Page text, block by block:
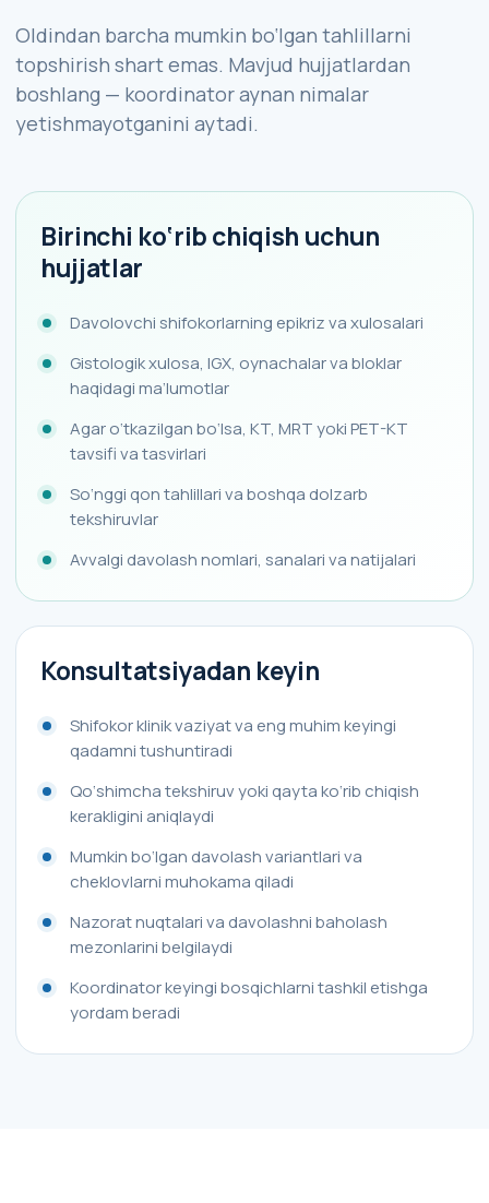
Oldindan barcha mumkin bo‘lgan tahlillarni
topshirish shart emas. Mavjud hujjatlardan
boshlang — koordinator aynan nimalar
yetishmayotganini aytadi.
Birinchi ko‘rib chiqish uchun
hujjatlar
Davolovchi shifokorlarning epikriz va xulosalari
Gistologik xulosa, IGX, oynachalar va bloklar
haqidagi ma’lumotlar
Agar o‘tkazilgan bo‘lsa, KT, MRT yoki PET-KT
tavsifi va tasvirlari
So‘nggi qon tahlillari va boshqa dolzarb
tekshiruvlar
Avvalgi davolash nomlari, sanalari va natijalari
Konsultatsiyadan keyin
Shifokor klinik vaziyat va eng muhim keyingi
qadamni tushuntiradi
Qo‘shimcha tekshiruv yoki qayta ko‘rib chiqish
kerakligini aniqlaydi
Mumkin bo‘lgan davolash variantlari va
cheklovlarni muhokama qiladi
Nazorat nuqtalari va davolashni baholash
mezonlarini belgilaydi
Koordinator keyingi bosqichlarni tashkil etishga
yordam beradi